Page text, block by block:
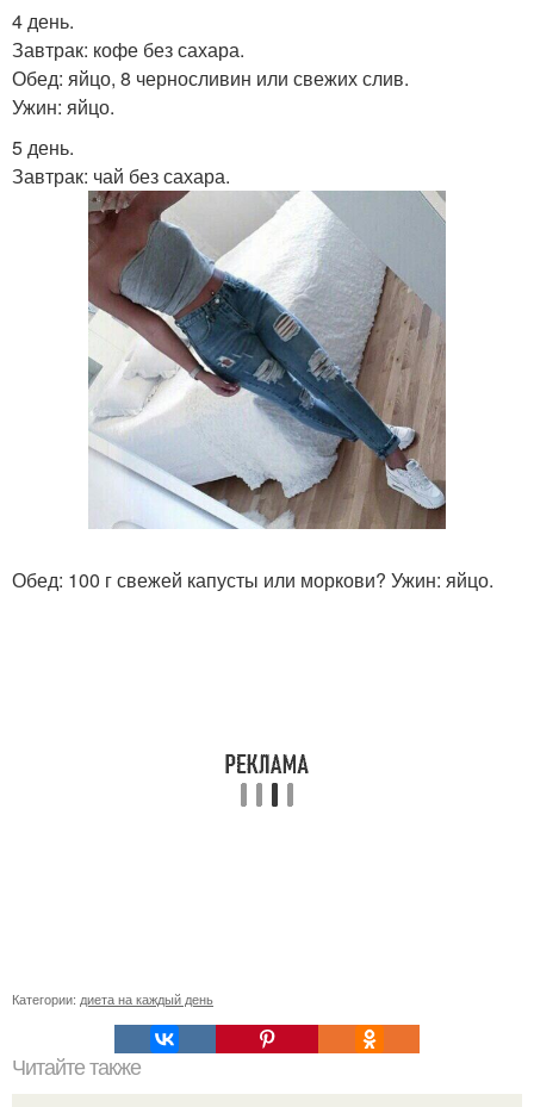
4 день.
Завтрак: кофе без сахара.
Обед: яйцо, 8 черносливин или свежих слив.
Ужин: яйцо.
5 день.
Завтрак: чай без сахара.
Обед: 100 г свежей капусты или моркови? Ужин: яйцо.
Категории: диета на каждый день
Читайте также